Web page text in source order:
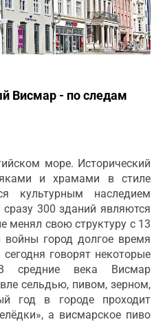
Висмар - по следам
море. Исторический
и храмами в стиле
культурным наследием
300 зданий являются
менял свою структуру с 13
войны город долгое время
говорят некоторые
средние века Висмар
сельдью, пивом, зерном,
год в городе проходит
а висмарское пиво